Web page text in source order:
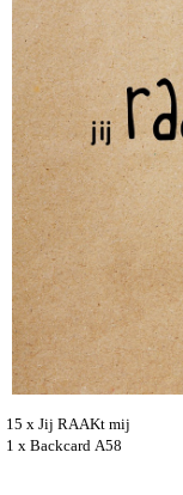
15 x Jij RAAKt mij
1 x Backcard A58